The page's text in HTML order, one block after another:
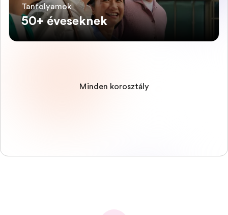
Tanfolyamok
50+ éveseknek
Minden korosztály